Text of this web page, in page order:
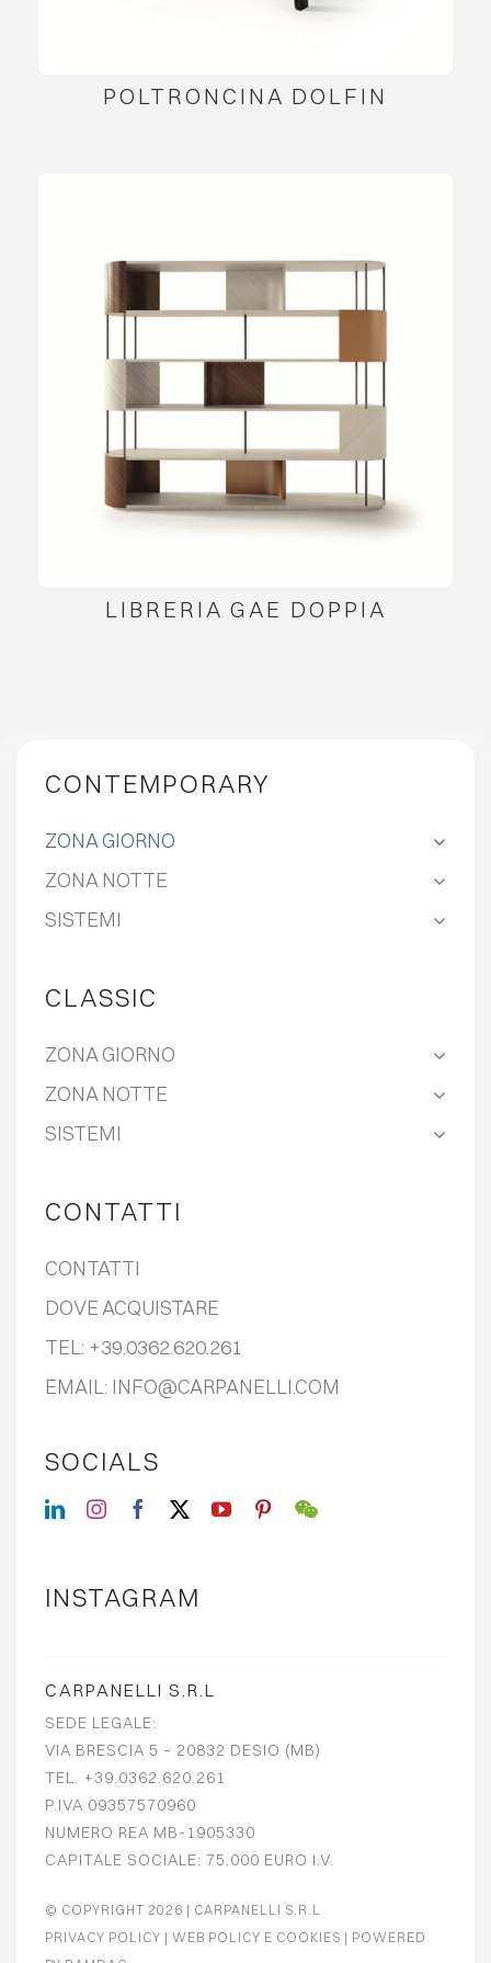
POLTRONCINA DOLFIN
LIBRERIA GAE DOPPIA
CONTEMPORARY
ZONA GIORNO
ZONA NOTTE
SISTEMI
CLASSIC
ZONA GIORNO
ZONA NOTTE
SISTEMI
CONTATTI
CONTATTI
DOVE ACQUISTARE
TEL: +39.0362.620.261
EMAIL: INFO@CARPANELLI.COM
SOCIALS
INSTAGRAM
CARPANELLI S.R.L
SEDE LEGALE:
VIA BRESCIA 5 – 20832 DESIO (MB)
TEL. +39.0362.620.261
P.IVA 09357570960
NUMERO REA MB-1905330
CAPITALE SOCIALE: 75.000 EURO I.V.
© COPYRIGHT 2026 | CARPANELLI S.R.L
PRIVACY POLICY |WEB POLICY E COOKIES | POWERED